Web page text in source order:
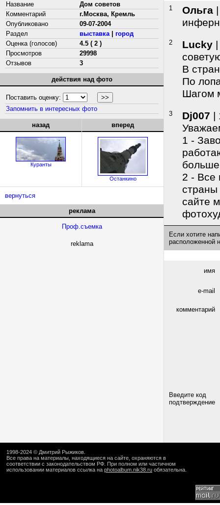
Название
Дом советов
Комментарий
г.Москва, Кремль
Опубликовано
09-07-2004
Раздел
выставка| город
Оценка (голосов)
4.5 ( 2 )
Просмотров
29998
Отзывов
3
действия над фото
Поставить оценку:
Запомнить в интересных фото
назад
Куранты
вперед
Останкино
вернуться
реклама
Проф.съемка
reklama
1 Ольга
2 Lucky
В
По
Шагом
3 Dj007 |
1 -
2 - Все
сайте
Если хотите
расположенной
имя
e-mail
комментарий
Введите код
подтверждение
1998-2024 © Дмитрий Рыжиков
Все права на материалы, находящиеся на сайте, охраняются в
соответствии с законодательством РФ. При полном или частичном
использовании материалов ссылка на photoalbum.nik38.ru обязательна.